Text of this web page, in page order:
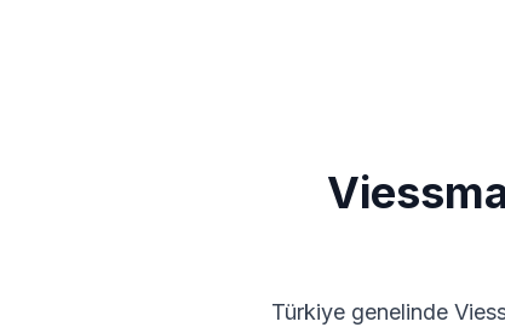
Türkiye genelinde